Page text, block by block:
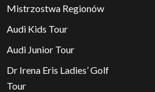
Mistrzostwa Regionów
Audi Kids Tour
Audi Junior Tour
Dr Irena Eris Ladies’ Golf
Tour